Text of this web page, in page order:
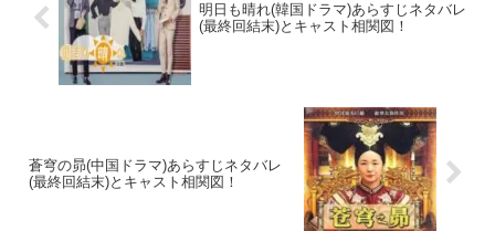
明日も晴れ(韓国ドラマ)あらすじネタバレ
(最終回結末)とキャスト相関図！
蒼穹の昴(中国ドラマ)あらすじネタバレ
(最終回結末)とキャスト相関図！